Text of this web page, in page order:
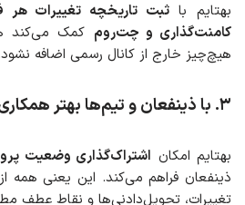
بهتایم باثبت تاریخچه تغییرات هر
کامنت‌گذاری و چت‌روم کمک می‌کند
هیچ‌چیز خارج از کانال رسمی اضافه
۳. با ذینفعان و تیم‌هابهتر
بهتایم امکان اشتراک‌گذاری وضعیت
ذینفعان فراهم می‌کند. این یعنی همه
تغییرات، تحویل‌دادنی‌ها و نقاط عطف